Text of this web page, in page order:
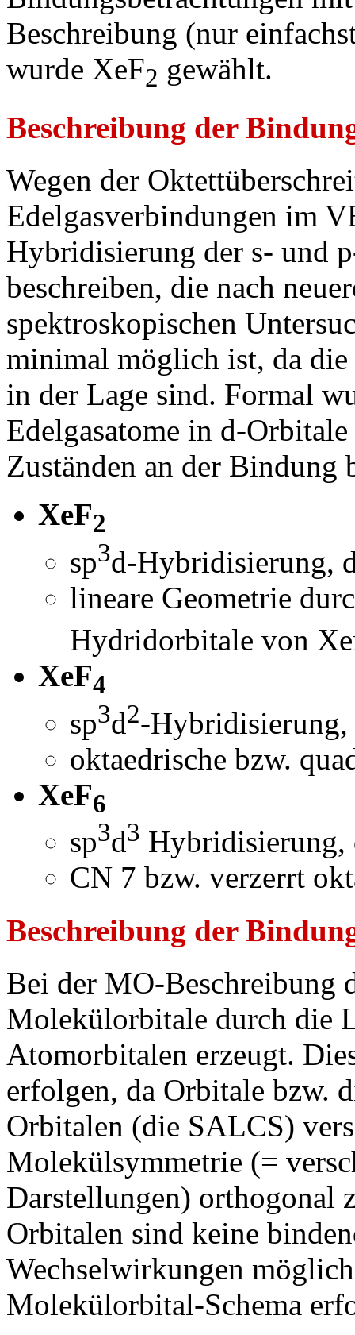
Beschreibung (nur
wurde XeF2 gewählt.
Beschreibung der
Wegen der
Edelgasverbindungen im
Hybridisierung der s- und
beschreiben, die nach
spektroskopischen
minimal möglich ist, da
in der Lage sind. Formal
Edelgasatome in d-
Zuständen an der Bindung
XeF2
sp3d-Hybridisierung,
lineare Geometrie
Hydridorbitale von
XeF4
sp3d2-Hybridisierung,
oktaedrische bzw.
XeF6
sp3d3 Hybridisierung,
CN 7 bzw. verzerrt
Beschreibung der
Bei der MO-Beschreibung
Molekülorbitale durch die
Atomorbitalen erzeugt.
erfolgen, da Orbitale bzw.
Orbitalen (die SALCS)
Molekülsymmetrie (=
Darstellungen) orthogonal
Orbitalen sind keine
Wechselwirkungen
Molekülorbital-Schema